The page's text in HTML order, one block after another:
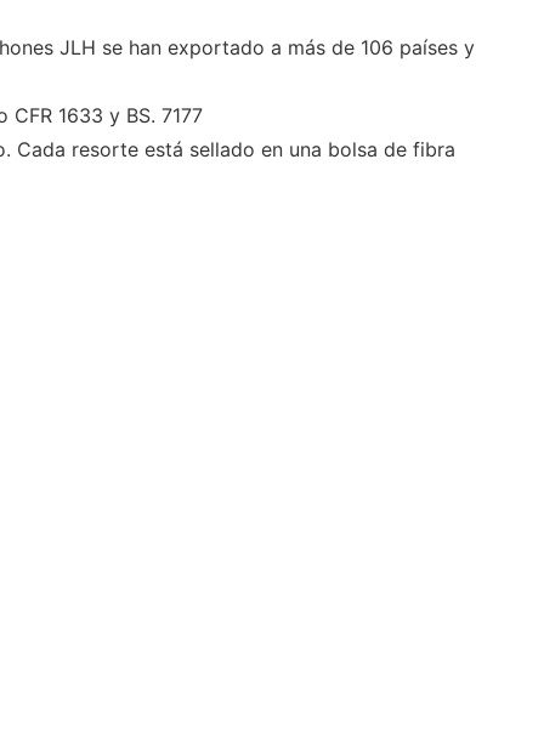
JLH se han exportado a más de 106 países y
1633 y BS. 7177
Cada resorte está sellado en una bolsa de fibra